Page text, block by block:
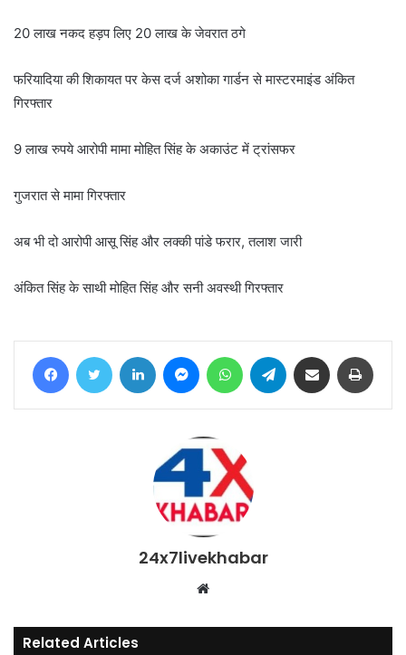
20 लाख नकद हड़प लिए 20 लाख के जेवरात ठगे
फरियादिया की शिकायत पर केस दर्ज अशोका गार्डन से मास्टरमाइंड अंकित
गिरफ्तार
9 लाख रुपये आरोपी मामा मोहित सिंह के अकाउंट में ट्रांसफर
गुजरात से मामा गिरफ्तार
अब भी दो आरोपी आसू सिंह और लक्की पांडे फरार, तलाश जारी
अंकित सिंह के साथी मोहित सिंह और सनी अवस्थी गिरफ्तार
FacebookTwitter LinkedIn MessengerWhatsAppTelegram Share via Email
24x7livekhabar
Website
Related Articles